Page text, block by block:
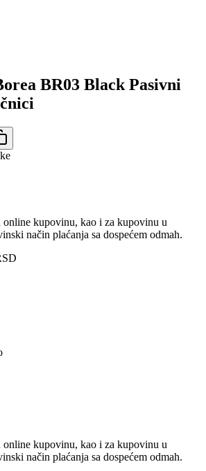
BR03 Black Pasivni
online kupovinu, kao i za kupovinu u
način plaćanja sa dospećem odmah.
online kupovinu, kao i za kupovinu u
način plaćanja sa dospećem odmah.